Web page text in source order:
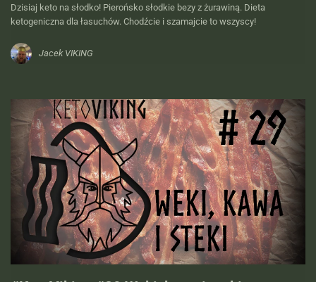
Dzisiaj keto na słodko! Pierońsko słodkie bezy z żurawiną. Dieta
ketogeniczna dla łasuchów. Chodźcie i szamajcie to wszyscy!
Jacek VIKING